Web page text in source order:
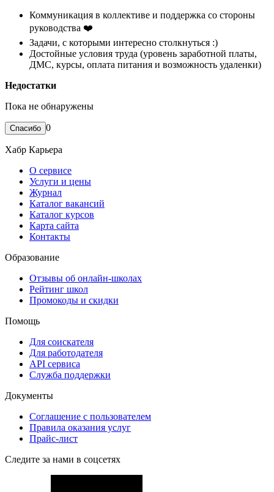
Коммуникация в коллективе и поддержка со стороны
руководства ❤️
Задачи, с которыми интересно столкнуться :)
Достойные условия труда (уровень заработной платы,
ДМС, курсы, оплата питания и возможность удаленки)
Недостатки
Пока не обнаружены
0
Хабр Карьера
О сервисе
Услуги и цены
Журнал
Каталог вакансий
Каталог курсов
Карта сайта
Контакты
Образование
Отзывы об онлайн-школах
Рейтинг школ
Промокоды и скидки
Помощь
Для соискателя
Для работодателя
API сервиса
Служба поддержки
Документы
Соглашение с пользователем
Правила оказания услуг
Прайс-лист
Следите за нами в соцсетях